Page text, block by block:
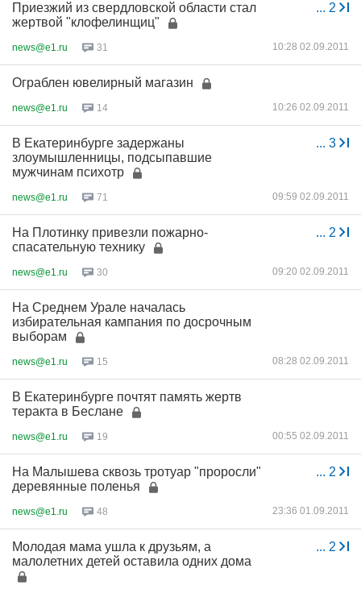
... 2
Приезжий из свердловской области стал
жертвой "клофелинщиц"
news@e1.ru 31 10:28 02.09.2011
Ограблен ювелирный магазин
news@e1.ru 14 10:26 02.09.2011
... 3
В Екатеринбурге задержаны
злоумышленницы, подсыпавшие
мужчинам психотр
news@e1.ru 71 09:59 02.09.2011
... 2
На Плотинку привезли пожарно-
спасательную технику
news@e1.ru 30 09:20 02.09.2011
На Среднем Урале началась
избирательная кампания по досрочным
выборам
news@e1.ru 15 08:28 02.09.2011
В Екатеринбурге почтят память жертв
теракта в Беслане
news@e1.ru 19 00:55 02.09.2011
... 2
На Малышева сквозь тротуар "проросли"
деревянные поленья
news@e1.ru 48 23:36 01.09.2011
... 2
Молодая мама ушла к друзьям, а
малолетних детей оставила одних дома